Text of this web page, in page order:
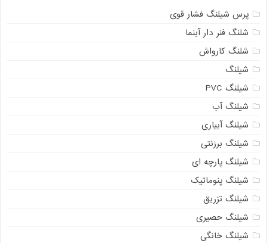
پرس شیلنگ فشار قوی
شلنگ فنر دار آبنما
شلنگ کارواش
شیلنگ
شیلنگ PVC
شیلنگ آب
شیلنگ آبیاری
شیلنگ برزنتی
شیلنگ پارچه ای
شیلنگ پنوماتیک
شیلنگ تزریق
شیلنگ حصیری
شیلنگ خانگی